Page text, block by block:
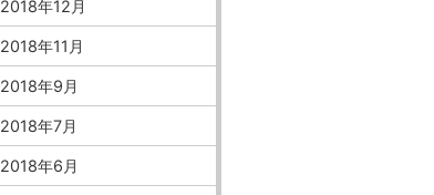
2018年12月
2018年11月
2018年9月
2018年7月
2018年6月